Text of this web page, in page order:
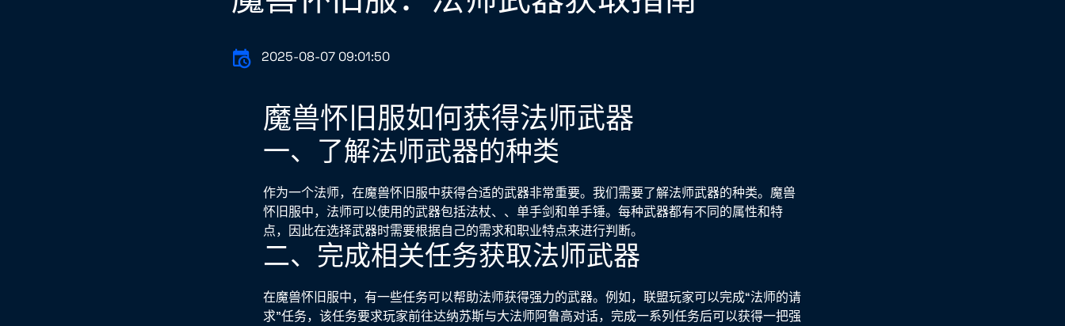
2025-08-07 09:01:50
魔兽怀旧服如何获得法师武器
一、了解法师武器的种类
作为一个法师，在魔兽怀旧服中获得合适的武器非常重要。我们需要了解法师武器的种类。魔兽
怀旧服中，法师可以使用的武器包括法杖、、单手剑和单手锤。每种武器都有不同的属性和特
点，因此在选择武器时需要根据自己的需求和职业特点来进行判断。
二、完成相关任务获取法师武器
在魔兽怀旧服中，有一些任务可以帮助法师获得强力的武器。例如，联盟玩家可以完成“法师的请
求”任务，该任务要求玩家前往达纳苏斯与大法师阿鲁高对话，完成一系列任务后可以获得一把强